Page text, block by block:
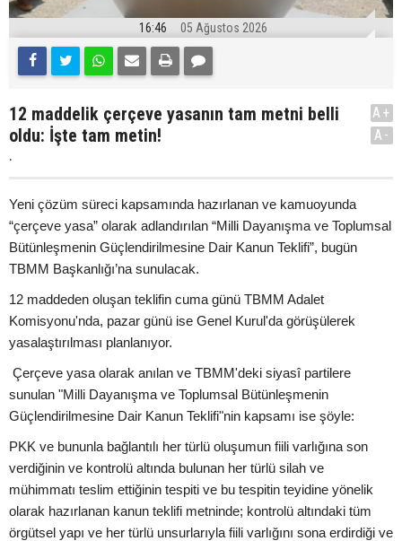
16:46 05 Ağustos 2026
12 maddelik çerçeve yasanın tam metni belli
oldu: İşte tam metin!
.
A+
A-
Yeni çözüm süreci kapsamında hazırlanan ve kamuoyunda
“çerçeve yasa” olarak adlandırılan “Milli Dayanışma ve Toplumsal
Bütünleşmenin Güçlendirilmesine Dair Kanun Teklifi”, bugün
TBMM Başkanlığı’na sunulacak.
12 maddeden oluşan teklifin cuma günü TBMM Adalet
Komisyonu'nda, pazar günü ise Genel Kurul'da görüşülerek
yasalaştırılması planlanıyor.
Çerçeve yasa olarak anılan ve TBMM'deki siyasî partilere
sunulan "Milli Dayanışma ve Toplumsal Bütünleşmenin
Güçlendirilmesine Dair Kanun Teklifi"nin kapsamı ise şöyle:
PKK ve bununla bağlantılı her türlü oluşumun fiili varlığına son
verdiğinin ve kontrolü altında bulunan her türlü silah ve
mühimmatı teslim ettiğinin tespiti ve bu tespitin teyidine yönelik
olarak hazırlanan kanun teklifi metninde; kontrolü altındaki tüm
örgütsel yapı ve her türlü unsurlarıyla fiili varlığını sona erdirdiği ve